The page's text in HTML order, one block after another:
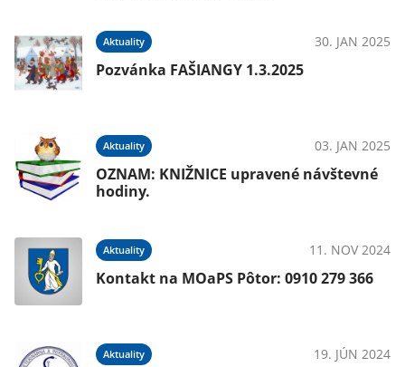
Aktuality 30. JAN 2025
Pozvánka FAŠIANGY 1.3.2025
Aktuality 03. JAN 2025
OZNAM: KNIŽNICE upravené návštevné
hodiny.
Aktuality 11. NOV 2024
Kontakt na MOaPS Pôtor: 0910 279 366
Aktuality 19. JÚN 2024